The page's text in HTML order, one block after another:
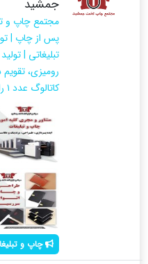
جمشید
مجتمع چاپ و
پس از چاپ |
تبلیغاتی |
رومیزی،
کاتالوگ عدد ۱ را واتساپ فرمایید
چاپ و